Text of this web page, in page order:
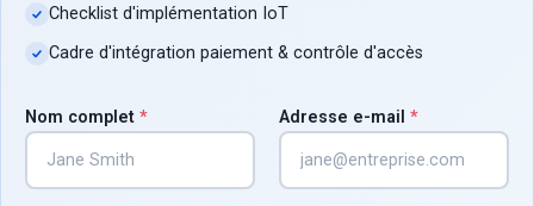
Checklist d'implémentation IoT
Cadre d'intégration paiement & contrôle d'accès
Nom complet * Adresse e-mail *